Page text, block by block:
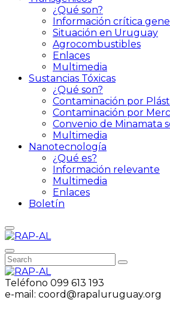
¿Qué son?
Información crítica
Situación en Uruguay
Agrocombustibles
Enlaces
Multimedia
Sustancias Tóxicas
¿Qué son?
Contaminación por
Contaminación por
Convenio de Minamata
Multimedia
Nanotecnología
¿Qué es?
Información relevante
Multimedia
Enlaces
Boletín
Teléfono 099 613 193
e-mail: coord@rapaluruguay.org